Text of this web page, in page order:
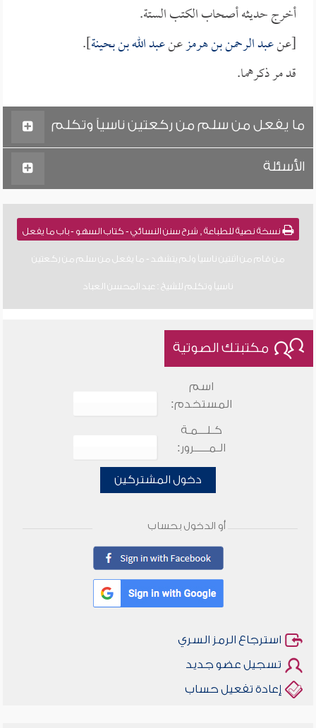
أخرج حديثه أصحاب الكتب الستة.
[عنعبد الرحمن بن هرمزعنعبد الله بن بحينة].
قد مر ذكرهما.
ما يفعل من سلم من ركعتين ناسياً وتكلم
الأسئلة
نسخة نصية للطباعة , شرح سنن النسائي - كتاب السهو - باب ما يفعل
من قام من اثنتين ناسياً ولم يتشهد - ما يفعل من سلم من ركعتين
ناسياً وتكلم للشيخ : عبد المحسن العباد
مكتبتك الصوتية
اسم
المستخدم:
كـلـــمـة
الـمـــــرور:
دخول المشتركين
أو الدخول بحساب
استرجاع الرمز السري
تسجيل عضو جديد
إعادة تفعيل حساب